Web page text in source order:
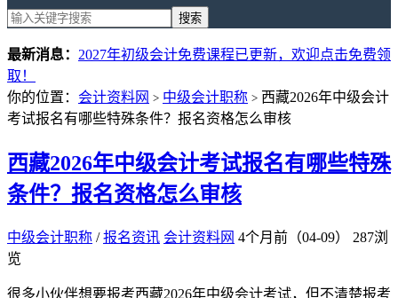
最新消息： 2027年初级会计免费课程已更新，欢迎点击免费领
取！
你的位置： 会计资料网 > 中级会计职称 > 西藏2026年中级会计
考试报名有哪些特殊条件？报名资格怎么审核
西藏2026年中级会计考试报名有哪些特殊
条件？报名资格怎么审核
中级会计职称 /报名资讯 会计资料网 4个月前（04-09）
287浏
览
很多小伙伴想要报考西藏2026年中级会计考试，但不清楚报考